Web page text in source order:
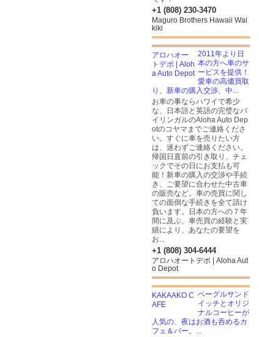
+1 (808) 230-3470
Maguro Brothers Hawaii Wai
kiki
2011年より日
本の方へ車のサ
ービスを提供！
愛車の高価買取
り、新車の購入交渉、中...
お車の事ならハワイで希少
な、日本語と英語の完璧なバ
イリンガルのAloha Auto Dep
otのコヤマまでご連絡くださ
い。すぐに車を売りたい方
は、迷わずご連絡ください。
帰国日直前の引き取り、チェ
ックでその日にお支払も可
能！新車の購入の交渉や手続
き、ご要望に合わせた中古車
の販売など。車の売買に関し
ての面倒な手続きを全て請け
負います。日本の方への７年
間に及ぶ、車売買の経験と実
績により、あなたの要望を
お...
+1 (808) 304-6444
アロハオートデポ | Aloha Aut
o Depot
ベーグルサンド
イッチとオリジ
ナルコーヒーが
人気の、夜はお酒も呑めるカ
フェ＆バー。...